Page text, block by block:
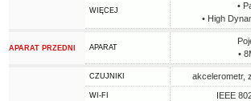
WIĘCEJ
•
• High
APARAT PRZEDNI APARAT
•
CZUJNIKI akcelerometr,
WI-FI IEEE